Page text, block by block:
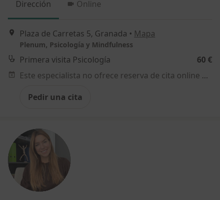
Dirección Online
Plaza de Carretas 5, Granada • Mapa
Plenum, Psicología y Mindfulness
Primera visita Psicología
60 €
Este especialista no ofrece reserva de cita online en esta dirección.
Pedir una cita